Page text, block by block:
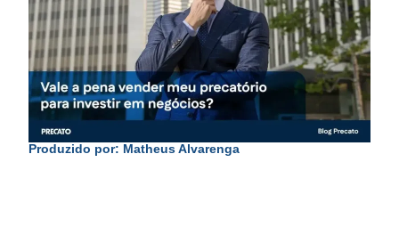
Produzido por: Matheus Alvarenga